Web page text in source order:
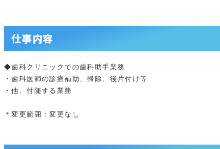
仕事内容
◆歯科クリニックでの歯科助手業務
・歯科医師の診療補助、掃除、後片付け等
・他、付随する業務
＊変更範囲：変更なし